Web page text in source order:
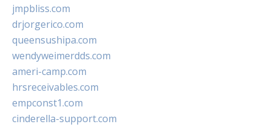
jmpbliss.com
drjorgerico.com
queensushipa.com
wendyweimerdds.com
ameri-camp.com
hrsreceivables.com
empconst1.com
cinderella-support.com